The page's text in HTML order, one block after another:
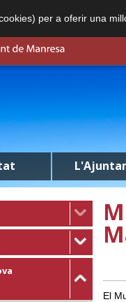
per a oferir una
El